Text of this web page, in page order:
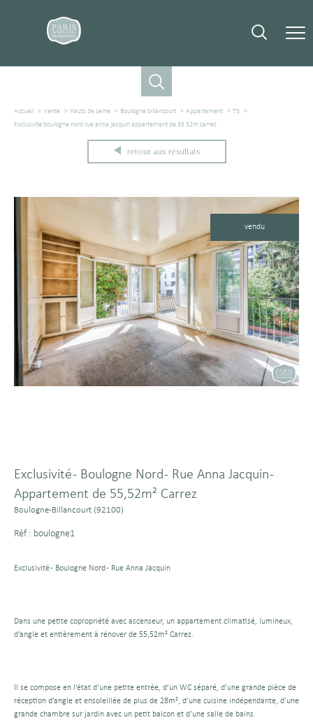
Accueil Vente Hauts de seine Boulogne billancourt Appartement T3
Exclusivite boulogne nord rue anna jacquin appartement de 55 52m carrez
retour aux résultats
vendu
Exclusivité - Boulogne Nord - Rue Anna Jacquin -
Appartement de 55,52m² Carrez
Boulogne-Billancourt (92100)
Réf : boulogne1
Exclusivité - Boulogne Nord - Rue Anna Jacquin
Dans une petite copropriété avec ascenseur, un appartement climatisé, lumineux,
d’angle et entièrement à rénover de 55,52m² Carrez.
Il se compose en l’état d’une petite entrée, d’un WC séparé, d’une grande pièce de
réception d’angle et ensoleillée de plus de 28m², d’une cuisine indépendante, d’une
grande chambre sur jardin avec un petit balcon et d’une salle de bains.